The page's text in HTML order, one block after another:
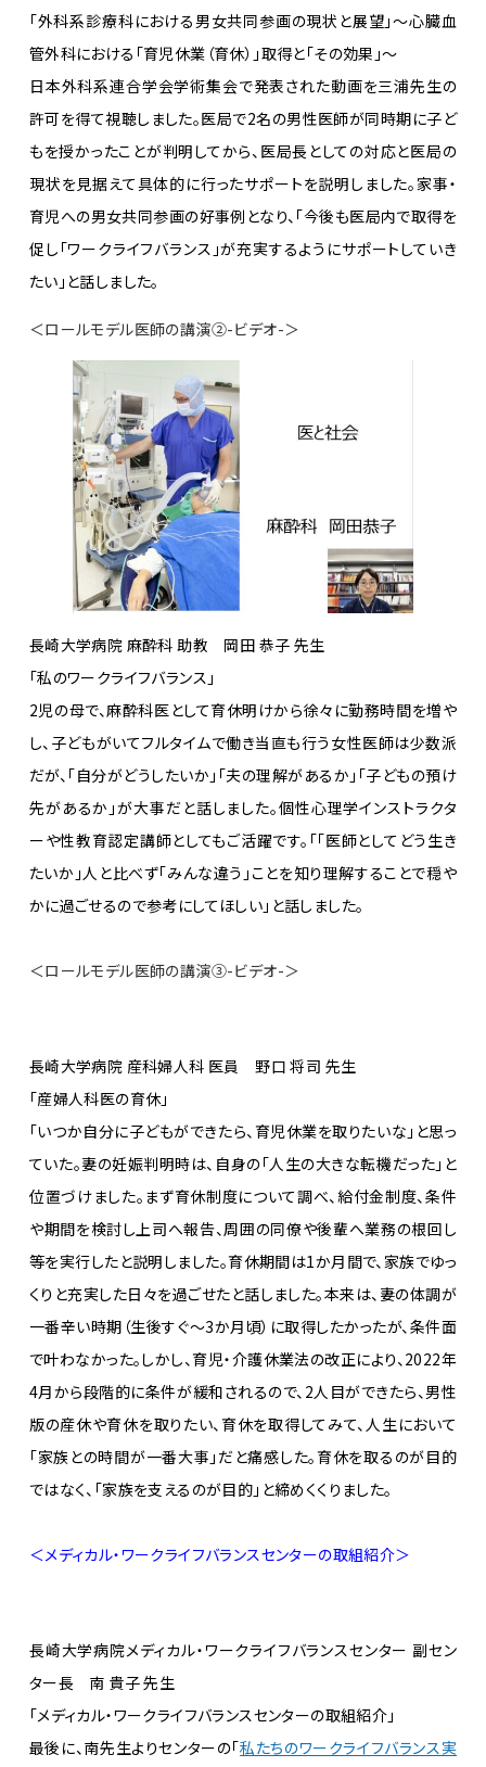
「外科系診療科における男女共同参画の現状と展望」～心臓血
管外科における「育児休業（育休）」取得と「その効果」～
日本外科系連合学会学術集会で発表された動画を三浦先生の
許可を得て視聴しました。医局で2名の男性医師が同時期に子ど
もを授かったことが判明してから、医局長としての対応と医局の
現状を見据えて具体的に行ったサポートを説明しました。家事・
育児への男女共同参画の好事例となり、「今後も医局内で取得を
促し「ワークライフバランス」が充実するようにサポートしていき
たい」と話しました。
＜ロールモデル医師の講演②-ビデオ-＞
長崎大学病院 麻酔科 助教 岡田 恭子 先生
「私のワークライフバランス」
2児の母で、麻酔科医として育休明けから徐々に勤務時間を増や
し、子どもがいてフルタイムで働き当直も行う女性医師は少数派
だが、「自分がどうしたいか」「夫の理解があるか」「子どもの預け
先があるか」が大事だと話しました。個性心理学インストラクタ
ーや性教育認定講師としてもご活躍です。「「医師としてどう生き
たいか」人と比べず「みんな違う」ことを知り理解することで穏や
かに過ごせるので参考にしてほしい」と話しました。
＜ロールモデル医師の講演③-ビデオ-＞
長崎大学病院 産科婦人科 医員 野口 将司 先生
「産婦人科医の育休」
「いつか自分に子どもができたら、 育児休業を取りたいな」と思っ
ていた。妻の妊娠判明時は、自身の「人生の大きな転機だった」と
位置づけました。まず育休制度について調べ、給付金制度、条件
や期間を検討し上司へ報告、周囲の同僚や後輩へ業務の根回し
等を実行したと説明しました。育休期間は1か月間で、家族でゆっ
くりと充実した日々を過ごせたと話しました。本来は、妻の体調が
一番辛い時期（生後すぐ～3か月頃）に取得したかったが、条件面
で叶わなかった。しかし、育児・介護休業法の改正により、2022年
4月から段階的に条件が緩和されるので、2人目ができたら、男性
版の産休や育休を取りたい、育休を取得してみて、人生において
「家族との時間が一番大事」だと痛感した。育休を取るのが目的
ではなく、「家族を支えるのが目的」と締めくくりました。
＜メディカル・ワークライフバランスセンターの取組紹介＞
長崎大学病院メディカル・ワークライフバランスセンター 副セン
ター長 南 貴子 先生
「メディカル・ワークライフバランスセンターの取組紹介」
最後に、南先生よりセンターの「私たちのワークライフバランス実